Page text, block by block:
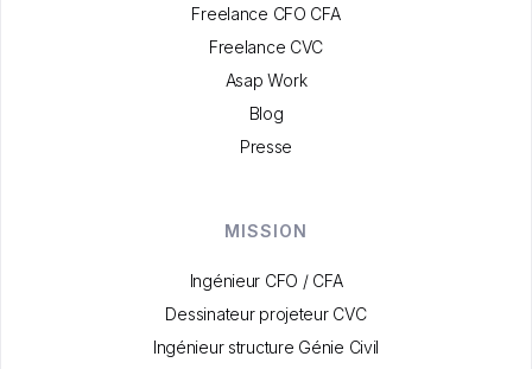
Freelance CFO CFA
Freelance CVC
Asap Work
Blog
Presse
MISSION
Ingénieur CFO / CFA
Dessinateur projeteur CVC
Ingénieur structure Génie Civil